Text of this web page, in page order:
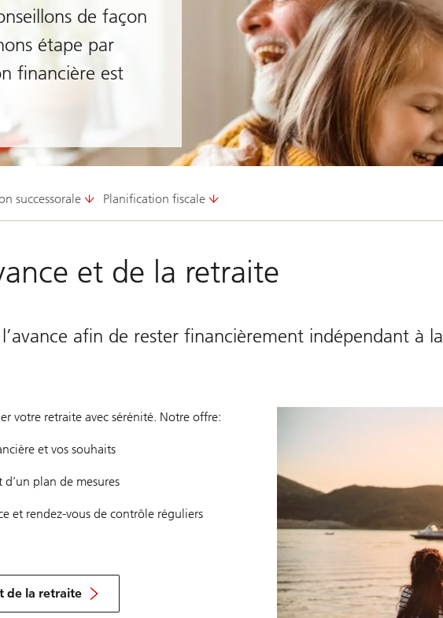
de façon
étape par
financière est
successorale Planification fiscale
et de la retraite
afin de rester financièrement indépendant à la
votre retraite avec sérénité. Notre offre:
et vos souhaits
plan de mesures
et rendez-vous de contrôle réguliers
de la retraite